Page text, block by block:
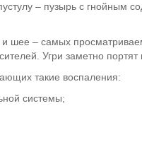
– пузырь с гнойным
шее – самых
Угри заметно
такие воспаления:
системы;